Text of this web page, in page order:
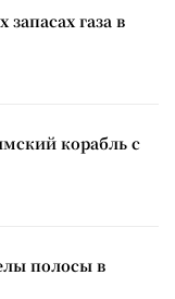
газа в
корабль с
полосы в